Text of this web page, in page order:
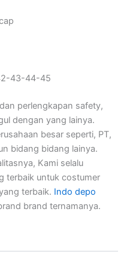
43-44-45
perlengkapan safety,
dengan yang lainya.
besar seperti, PT,
bidang bidang lainya.
Kami selalu
terbaik untuk costumer
terbaik. Indo depo
brand ternamanya.